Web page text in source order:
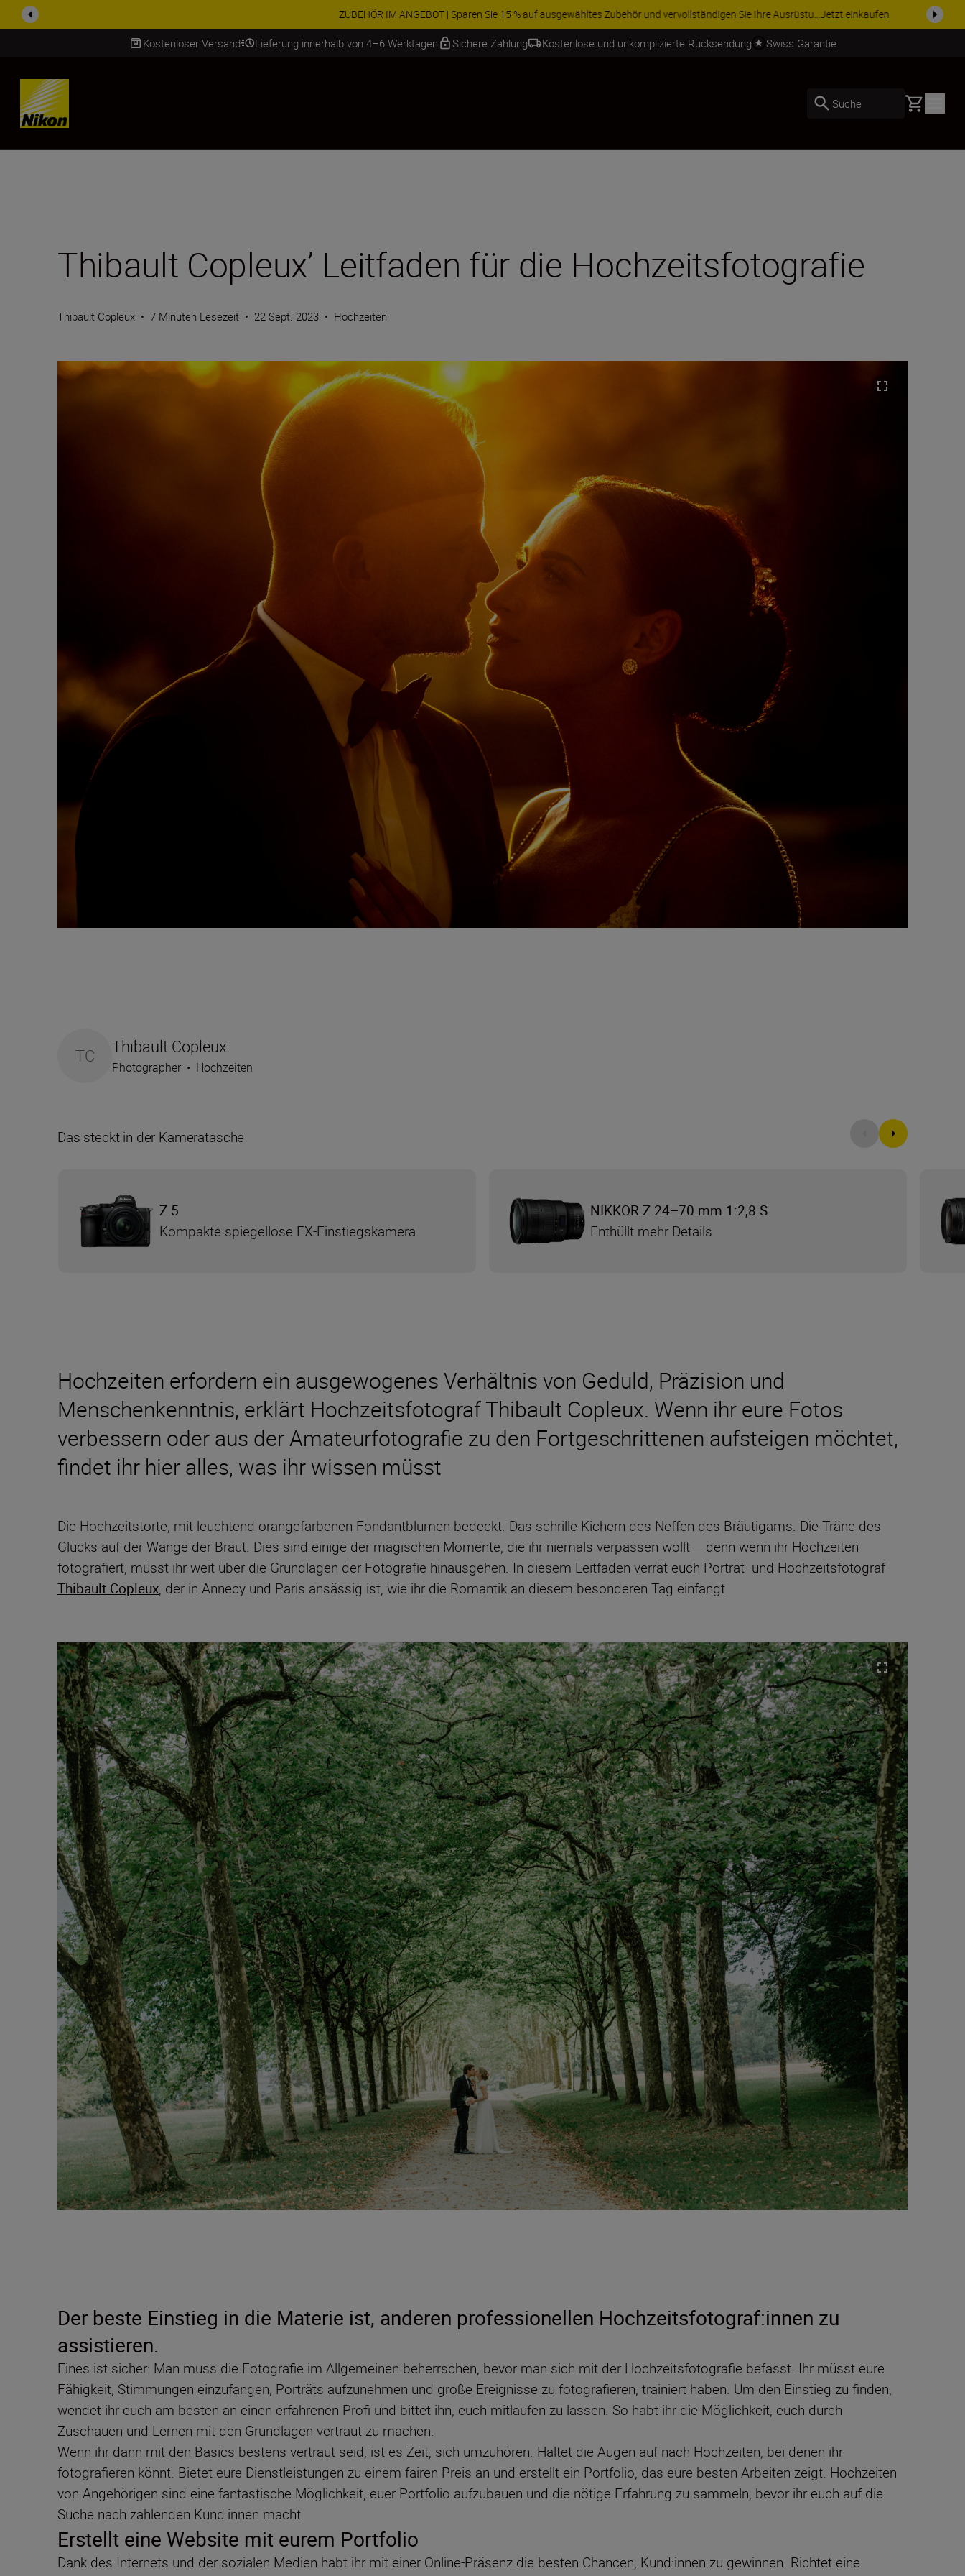
ZUBEHÖR IM ANGEBOT | Sparen Sie 15 % auf ausgewähltes Zubehör und vervollständigen Sie Ihre Ausrüstu...Jetzt einkaufen
Kostenloser Versand Lieferung innerhalb von 4–6 Werktagen Sichere Zahlung Kostenlose und unkomplizierte Rücksendung Swiss Garantie
SKIP
Suche Basket
Thibault Copleux’ Leitfaden für die Hochzeitsfotografie
Thibault Copleux • 7 Minuten Lesezeit • 22 Sept. 2023 • Hochzeiten
Hochzeiten erfordern ein ausgewogenes Verhältnis von Geduld, Präzision und
Menschenkenntnis, erklärt Hochzeitsfotograf Thibault Copleux. Wenn ihr eure Fotos
verbessern oder aus der Amateurfotografie zu den Fortgeschrittenen aufsteigen möchtet,
findet ihr hier alles, was ihr wissen müsst
Die Hochzeitstorte, mit leuchtend orangefarbenen Fondantblumen bedeckt. Das schrille Kichern des Neffen des Bräutigams. Die Träne des
Glücks auf der Wange der Braut. Dies sind einige der magischen Momente, die ihr niemals verpassen wollt – denn wenn ihr Hochzeiten
fotografiert, müsst ihr weit über die Grundlagen der Fotografie hinausgehen. In diesem Leitfaden verrät euch Porträt- und Hochzeitsfotograf
Thibault Copleux, der in Annecy und Paris ansässig ist, wie ihr die Romantik an diesem besonderen Tag einfangt.
TC Thibault Copleux
Photographer • Hochzeiten
Das steckt in der Kameratasche
Z 5
Kompakte spiegellose FX-Einstiegskamera
NIKKOR Z 24–70 mm 1:2,8 S
Enthüllt mehr Details
Der beste Einstieg in die Materie ist, anderen professionellen Hochzeitsfotograf:innen zu
assistieren.
Eines ist sicher: Man muss die Fotografie im Allgemeinen beherrschen, bevor man sich mit der Hochzeitsfotografie befasst. Ihr müsst eure
Fähigkeit, Stimmungen einzufangen, Porträts aufzunehmen und große Ereignisse zu fotografieren, trainiert haben. Um den Einstieg zu finden,
wendet ihr euch am besten an einen erfahrenen Profi und bittet ihn, euch mitlaufen zu lassen. So habt ihr die Möglichkeit, euch durch
Zuschauen und Lernen mit den Grundlagen vertraut zu machen.
Wenn ihr dann mit den Basics bestens vertraut seid, ist es Zeit, sich umzuhören. Haltet die Augen auf nach Hochzeiten, bei denen ihr
fotografieren könnt. Bietet eure Dienstleistungen zu einem fairen Preis an und erstellt ein Portfolio, das eure besten Arbeiten zeigt. Hochzeiten
von Angehörigen sind eine fantastische Möglichkeit, euer Portfolio aufzubauen und die nötige Erfahrung zu sammeln, bevor ihr euch auf die
Suche nach zahlenden Kund:innen macht.
Erstellt eine Website mit eurem Portfolio
Dank des Internets und der sozialen Medien habt ihr mit einer Online-Präsenz die besten Chancen, Kund:innen zu gewinnen. Richtet eine